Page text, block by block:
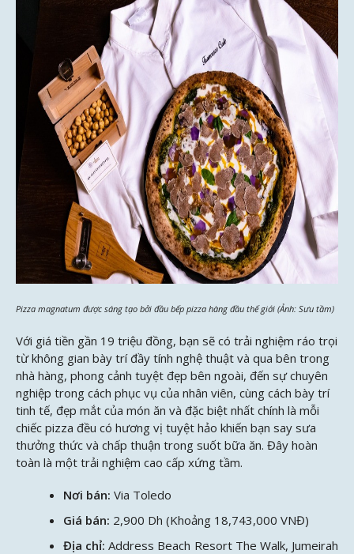
Pizza magnatum được sáng tạo bởi đầu bếp pizza hàng đầu thế giới (Ảnh: Sưu tầm)
Với giá tiền gần 19 triệu đồng, bạn sẽ có trải nghiệm ráo trọi
từ không gian bày trí đầy tính nghệ thuật và qua bên trong
nhà hàng, phong cảnh tuyệt đẹp bên ngoài, đến sự chuyên
nghiệp trong cách phục vụ của nhân viên, cùng cách bày trí
tinh tế, đẹp mắt của món ăn và đặc biệt nhất chính là mỗi
chiếc pizza đều có hương vị tuyệt hảo khiến bạn say sưa
thưởng thức và chấp thuận trong suốt bữa ăn. Đây hoàn
toàn là một trải nghiệm cao cấp xứng tầm.
Nơi bán: Via Toledo
Giá bán: 2,900 Dh (Khoảng 18,743,000 VNĐ)
Địa chỉ: Address Beach Resort The Walk, Jumeirah